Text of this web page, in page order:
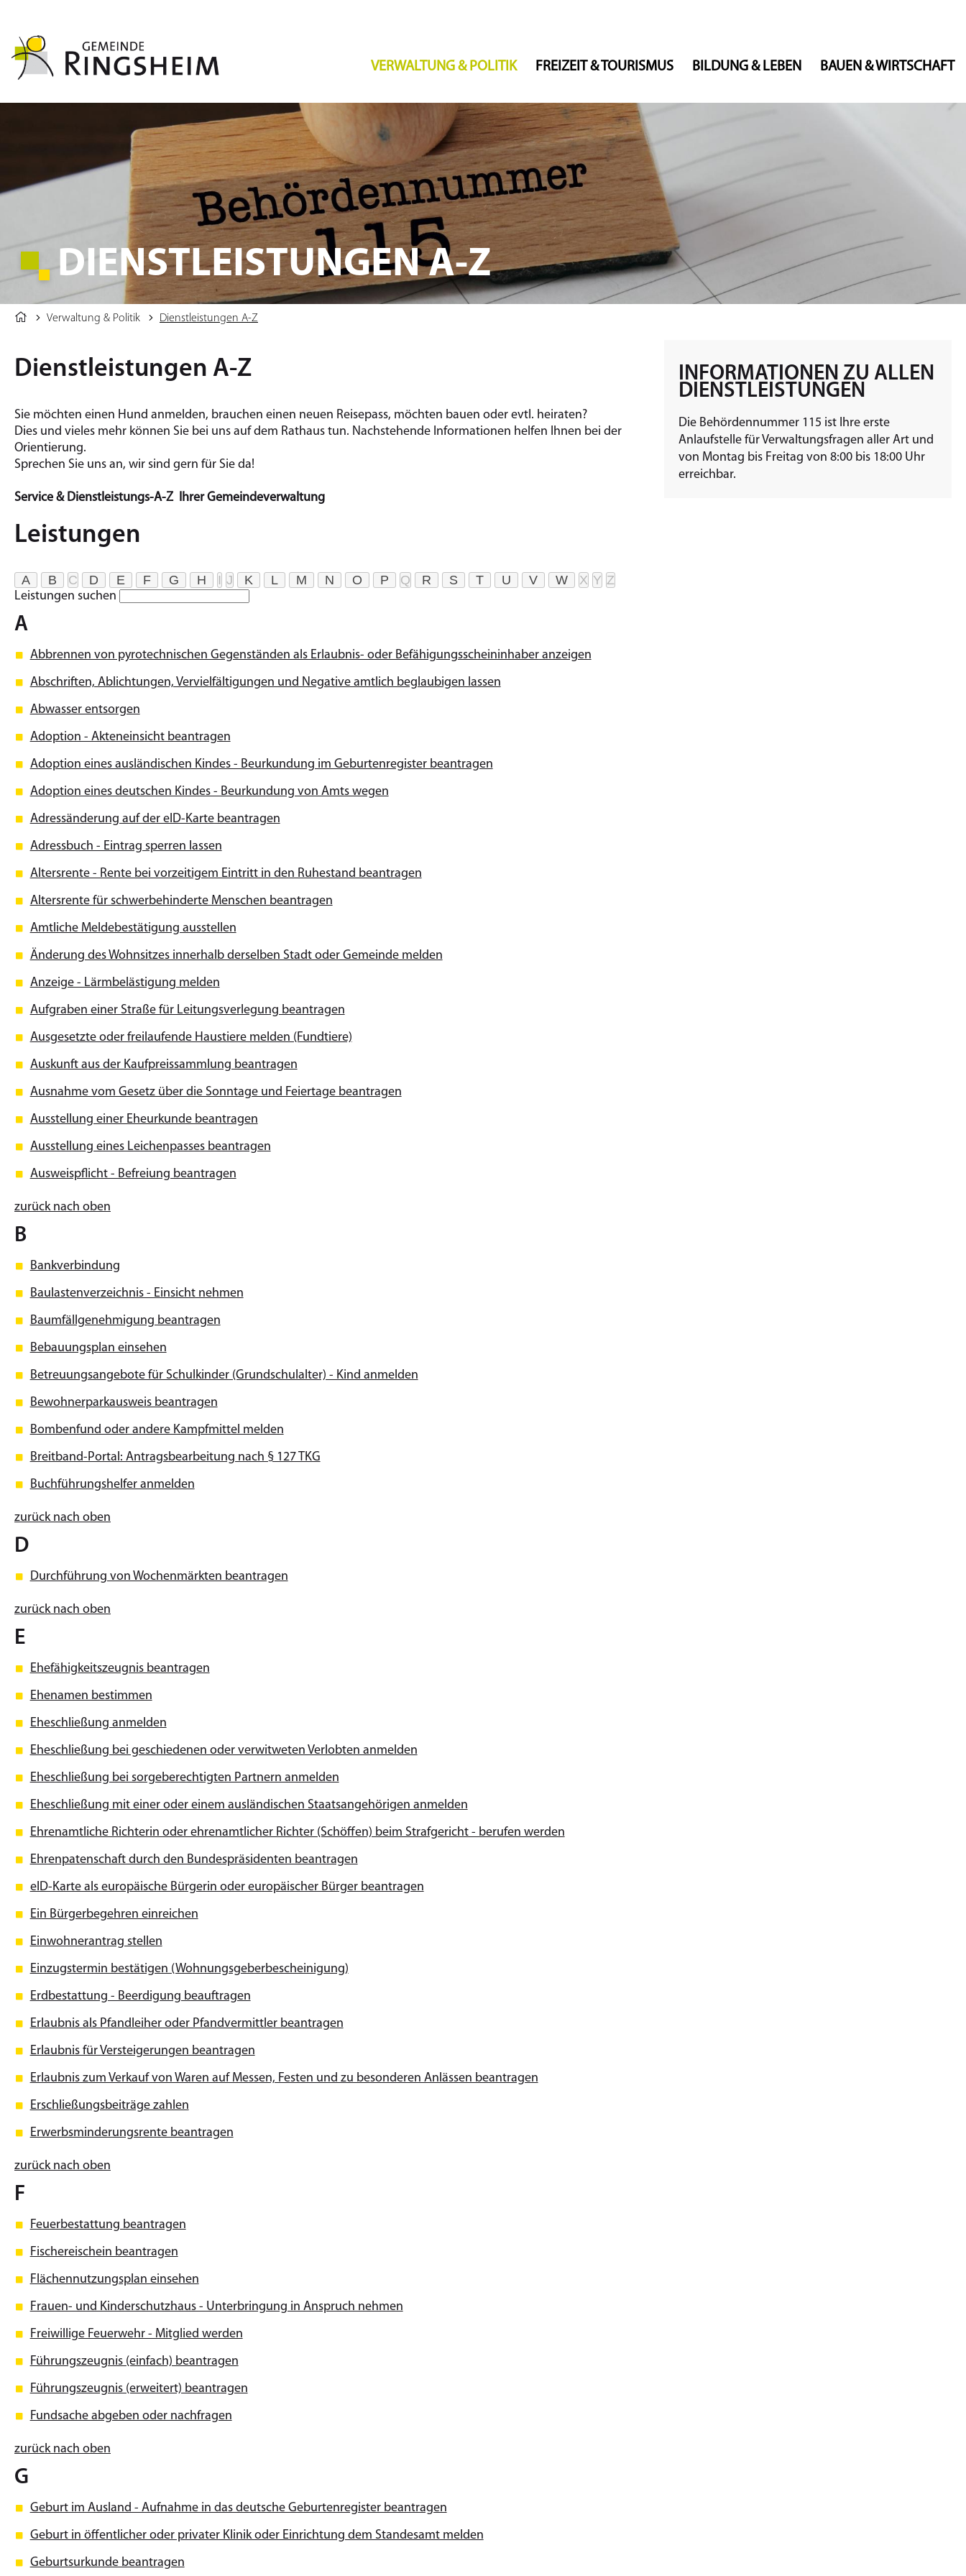
VERWALTUNG & POLITIK FREIZEIT & TOURISMUS BILDUNG & LEBEN BAUEN & WIRTSCHAFT
DIENSTLEISTUNGEN A-Z
Verwaltung & Politik Dienstleistungen A-Z
Dienstleistungen A-Z
Sie möchten einen Hund an­mel­den, brau­chen einen neuen Rei­se­pass, möchten bauen oder evtl. hei­ra­ten?
Dies und vieles mehr kön­nen Sie bei uns auf dem Rat­haus tun. Nach­ste­hen­de In­for­ma­tio­nen hel­fen Ihnen bei der
Ori­en­tie­rung.
Spre­chen Sie uns an, wir sind gern für Sie da!
Service & Dienstleistungs-A-Z Ihrer Gemeindeverwaltung
Leistungen
A B C D E F G H I J K L M N O P Q R S T U V W X Y Z
Leistungen suchen
A
Abbrennen von pyrotechnischen Gegenständen als Erlaubnis- oder Befähigungsscheininhaber anzeigen
Abschriften, Ablichtungen, Vervielfältigungen und Negative amtlich beglaubigen lassen
Abwasser entsorgen
Adoption - Akteneinsicht beantragen
Adoption eines ausländischen Kindes - Beurkundung im Geburtenregister beantragen
Adoption eines deutschen Kindes - Beurkundung von Amts wegen
Adressänderung auf der eID-Karte beantragen
Adressbuch - Eintrag sperren lassen
Altersrente - Rente bei vorzeitigem Eintritt in den Ruhestand beantragen
Altersrente für schwerbehinderte Menschen beantragen
Amtliche Meldebestätigung ausstellen
Änderung des Wohnsitzes innerhalb derselben Stadt oder Gemeinde melden
Anzeige - Lärmbelästigung melden
Aufgraben einer Straße für Leitungsverlegung beantragen
Ausgesetzte oder freilaufende Haustiere melden (Fundtiere)
Auskunft aus der Kaufpreissammlung beantragen
Ausnahme vom Gesetz über die Sonntage und Feiertage beantragen
Ausstellung einer Eheurkunde beantragen
Ausstellung eines Leichenpasses beantragen
Ausweispflicht - Befreiung beantragen
zurück nach oben
B
Bankverbindung
Baulastenverzeichnis - Einsicht nehmen
Baumfällgenehmigung beantragen
Bebauungsplan einsehen
Betreuungsangebote für Schulkinder (Grundschulalter) - Kind anmelden
Bewohnerparkausweis beantragen
Bombenfund oder andere Kampfmittel melden
Breitband-Portal: Antragsbearbeitung nach § 127 TKG
Buchführungshelfer anmelden
zurück nach oben
D
Durchführung von Wochenmärkten beantragen
zurück nach oben
E
Ehefähigkeitszeugnis beantragen
Ehenamen bestimmen
Eheschließung anmelden
Eheschließung bei geschiedenen oder verwitweten Verlobten anmelden
Eheschließung bei sorgeberechtigten Partnern anmelden
Eheschließung mit einer oder einem ausländischen Staatsangehörigen anmelden
Ehrenamtliche Richterin oder ehrenamtlicher Richter (Schöffen) beim Strafgericht - berufen werden
Ehrenpatenschaft durch den Bundespräsidenten beantragen
eID-Karte als europäische Bürgerin oder europäischer Bürger beantragen
Ein Bürgerbegehren einreichen
Einwohnerantrag stellen
Einzugstermin bestätigen (Wohnungsgeberbescheinigung)
Erdbestattung - Beerdigung beauftragen
Erlaubnis als Pfandleiher oder Pfandvermittler beantragen
Erlaubnis für Versteigerungen beantragen
Erlaubnis zum Verkauf von Waren auf Messen, Festen und zu besonderen Anlässen beantragen
Erschließungsbeiträge zahlen
Erwerbsminderungsrente beantragen
zurück nach oben
F
Feuerbestattung beantragen
Fischereischein beantragen
Flächennutzungsplan einsehen
Frauen- und Kinderschutzhaus - Unterbringung in Anspruch nehmen
Freiwillige Feuerwehr - Mitglied werden
Führungszeugnis (einfach) beantragen
Führungszeugnis (erweitert) beantragen
Fundsache abgeben oder nachfragen
zurück nach oben
G
Geburt im Ausland - Aufnahme in das deutsche Geburtenregister beantragen
Geburt in öffentlicher oder privater Klinik oder Einrichtung dem Standesamt melden
Geburtsurkunde beantragen
INFORMATIONEN ZU ALLEN
DIENSTLEISTUNGEN
Die Behördennummer 115 ist Ihre erste
Anlaufstelle für Verwaltungsfragen aller Art und
von Montag bis Freitag von 8:00 bis 18:00 Uhr
erreichbar.